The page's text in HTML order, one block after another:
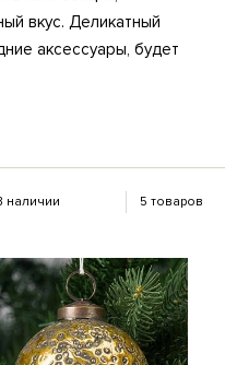
вкус. Деликатный
аксессуары, будет
наличии 5 товаров